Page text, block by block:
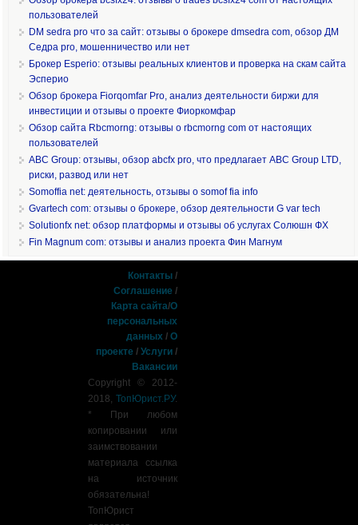
пользователей
DM sedra pro что за сайт: отзывы о брокере dmsedra com, обзор ДМ
Седра pro, мошенничество или нет
Брокер Esperio: отзывы реальных клиентов и проверка на скам сайта
Эсперио
Обзор брокера Fiorqomfar Pro, анализ деятельности биржи для
инвестиции и отзывы о проекте Фиоркомфар
Обзор сайта Rbcmorng: отзывы о rbcmorng com от настоящих
пользователей
ABC Group: отзывы, обзор abcfx pro, что предлагает ABC Group LTD,
риски, развод или нет
Somoffia net: деятельность, отзывы о somof fia info
Gvartech com: отзывы о брокере, обзор деятельности G var tech
Solutionfx net: обзор платформы и отзывы об услугах Солюшн ФХ
Fin Magnum com: отзывы и анализ проекта Фин Магнум
Контакты /
Соглашение /
Карта сайта/О
персональных
данных /О
проекте /Услуги /
Вакансии
Copyright © 2012-
2018,ТопЮрист.РУ.
* При любом
копировании или
заимствовании
материала ссылка
на источник
обязательна!
ТопЮрист